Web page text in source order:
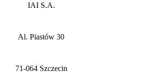
IAI S.A.
Al. Piastów 30
71-064 Szczecin